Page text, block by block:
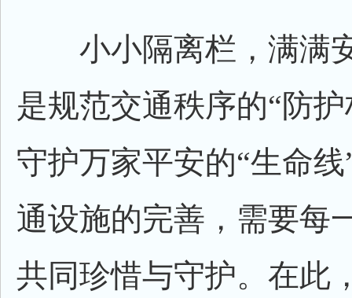
小小隔离栏，满满
是规范交通秩序的“防
守护万家平安的“生命
通设施的完善，需要每
共同珍惜与守护。在此